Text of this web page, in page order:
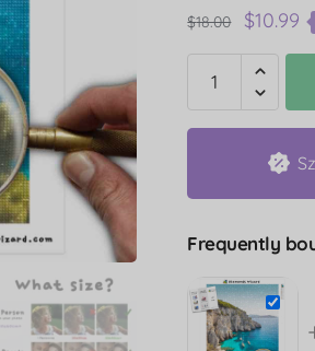
$18.00 $10.99
Frequently